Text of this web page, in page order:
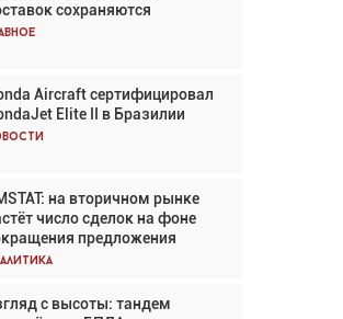
сохраняются
Aircraft сертифицировал
Elite II в Бразилии
на вторичном рынке
число сделок на фоне
предложения
с высоты: тандем
и БПЛА в
операциях
фотограф Дэйв
«Фотография говорит сама
себя... а ИИ всё портит»
с цепочками
сохраняются
самолёт – это актив.